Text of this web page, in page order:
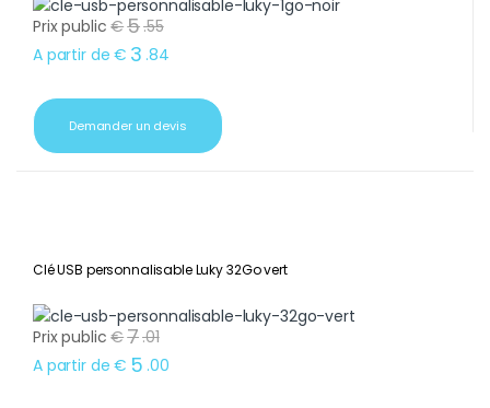
Prix public €5.55
A partir de € 3 .84
Demander un devis
Clé USB personnalisable Luky 32Go vert
Prix public €7.01
A partir de € 5 .00